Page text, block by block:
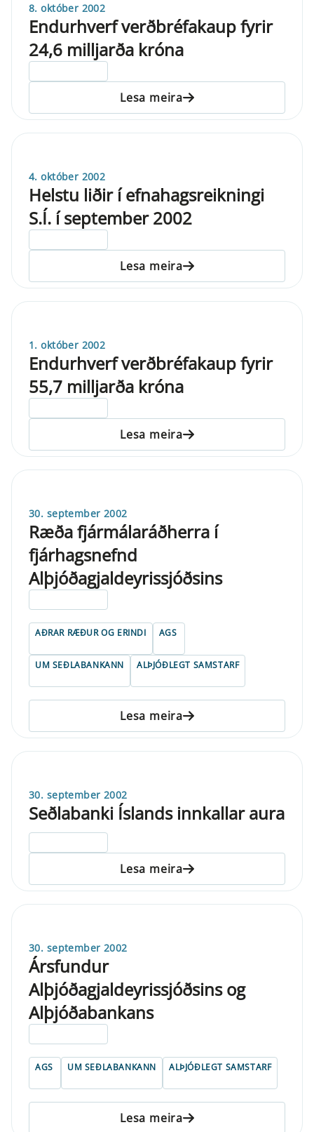
8. október 2002
Endurhverf verðbréfakaup fyrir
24,6 milljarða króna
Lesa meira
4. október 2002
Helstu liðir í efnahagsreikningi
S.Í. í september 2002
Lesa meira
1. október 2002
Endurhverf verðbréfakaup fyrir
55,7 milljarða króna
Lesa meira
30. september 2002
Ræða fjármálaráðherra í
fjárhagsnefnd
Alþjóðagjaldeyrissjóðsins
AÐRAR RÆÐUR OG ERINDI AGS
UM SEÐLABANKANN ALÞJÓÐLEGT SAMSTARF
Lesa meira
30. september 2002
Seðlabanki Íslands innkallar aura
Lesa meira
30. september 2002
Ársfundur
Alþjóðagjaldeyrissjóðsins og
Alþjóðabankans
AGS UM SEÐLABANKANN ALÞJÓÐLEGT SAMSTARF
Lesa meira